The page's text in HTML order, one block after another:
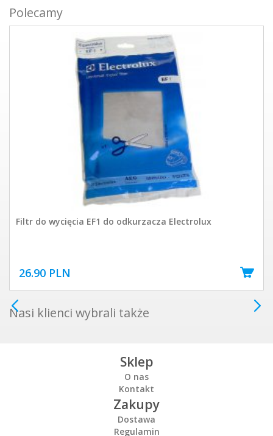
Polecamy
Filtr do wycięcia EF1 do odkurzacza Electrolux
26.90 PLN
Nasi klienci wybrali także
Sklep
O nas
Kontakt
Zakupy
Dostawa
Regulamin